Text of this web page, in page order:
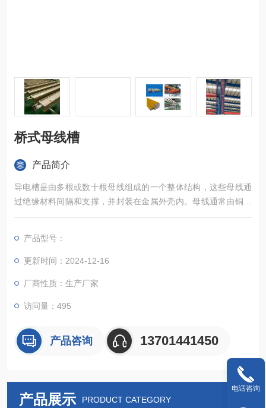
桥式母线槽
产品简介
导电槽是由多根或数十根母线组成的一个整体结构，这些母线通
过绝缘材料间隔和支撑，并封装在金属外壳内。母线通常由铜或
铝制成，因为它们具有高导电性。导电槽的金属外壳不仅提供了
产品型号：
更新时间：2024-12-16
厂商性质：生产厂家
访问量：495
产品咨询 13701441450
产品展示 PRODUCT CATEGORY
电话咨询